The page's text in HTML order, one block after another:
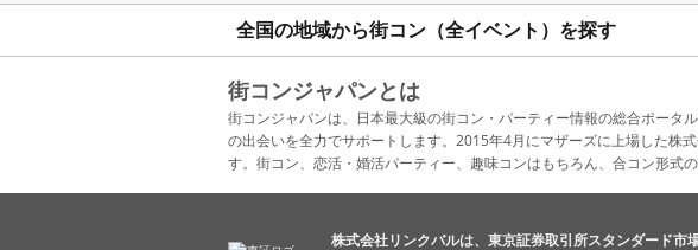
全国の地域から街コン（全イベント）を探す
街コンジャパンとは
街コンジャパンは、日本最大級の街コン・パーティー情報の総合ポータ
の出会いを全力でサポートします。2015年4月にマザーズに上場した株
す。街コン、恋活・婚活パーティー、趣味コンはもちろん、合コン形式
株式会社リンクバルは、東京証券取引所スタンダード市